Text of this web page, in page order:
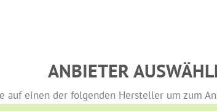
ANBIETER
auf einen der folgenden Hersteller um zum